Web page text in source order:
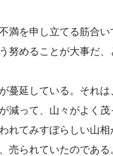
を申し立てる筋合い
努めることが大事だ、
蔓延している。それは
減って、山々がよく茂
れてみすぼらしい山
売られていたのであ